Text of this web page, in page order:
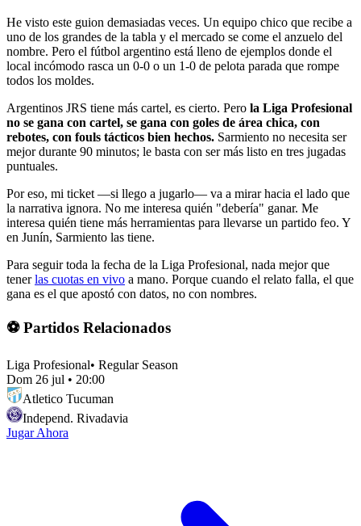
He visto este guion demasiadas veces. Un equipo chico que recibe a
uno de los grandes de la tabla y el mercado se come el anzuelo del
nombre. Pero el fútbol argentino está lleno de ejemplos donde el
local incómodo rasca un 0-0 o un 1-0 de pelota parada que rompe
todos los moldes.
Argentinos JRS tiene más cartel, es cierto. Pero la Liga Profesional
no se gana con cartel, se gana con goles de área chica, con
rebotes, con fouls tácticos bien hechos. Sarmiento no necesita ser
mejor durante 90 minutos; le basta con ser más listo en tres jugadas
puntuales.
Por eso, mi ticket —si llego a jugarlo— va a mirar hacia el lado que
la narrativa ignora. No me interesa quién "debería" ganar. Me
interesa quién tiene más herramientas para llevarse un partido feo. Y
en Junín, Sarmiento las tiene.
Para seguir toda la fecha de la Liga Profesional, nada mejor que
tenerlas cuotas en vivo a mano. Porque cuando el relato falla, el que
gana es el que apostó con datos, no con nombres.
⚽ Partidos Relacionados
Liga Profesional• Regular Season
Dom 26 jul • 20:00
Atletico Tucuman
Independ. Rivadavia
Jugar Ahora